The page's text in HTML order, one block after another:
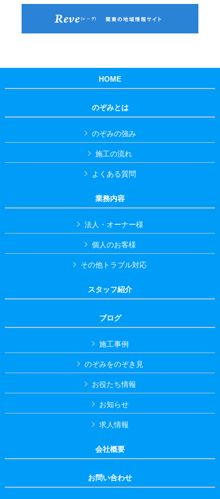
HOME
のぞみとは
のぞみの強み
施工の流れ
よくある質問
業務内容
法人・オーナー様
個人のお客様
その他トラブル対応
スタッフ紹介
ブログ
施工事例
のぞみをのぞき見
お役たち情報
お知らせ
求人情報
会社概要
お問い合わせ